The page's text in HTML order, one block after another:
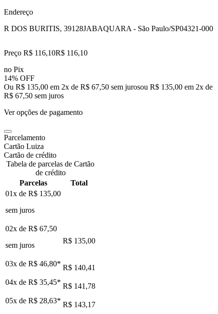
Endereço
R DOS BURITIS, 39128JABAQUARA - São Paulo/SP04321-000
Preço R$ 116,10R$ 116,10
no Pix
14% OFF
Ou R$ 135,00 em 2x de R$ 67,50 sem jurosou R$ 135,00 em 2x de
R$ 67,50 sem juros
Ver opções de pagamento
Parcelamento
Cartão Luiza
Cartão de crédito
Tabela de parcelas de Cartão
de crédito
Parcelas
Total
01x de R$ 135,00
sem juros
02x de R$ 67,50
sem juros
R$ 135,00
03x de R$ 46,80* R$ 140,41
04x de R$ 35,45* R$ 141,78
05x de R$ 28,63* R$ 143,17